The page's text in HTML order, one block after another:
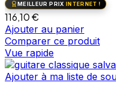
MEILLEUR PRIX INTERNET !
116,10€
Ajouter au panier
Comparer ce produit
Vue rapide
Ajouter à ma liste de